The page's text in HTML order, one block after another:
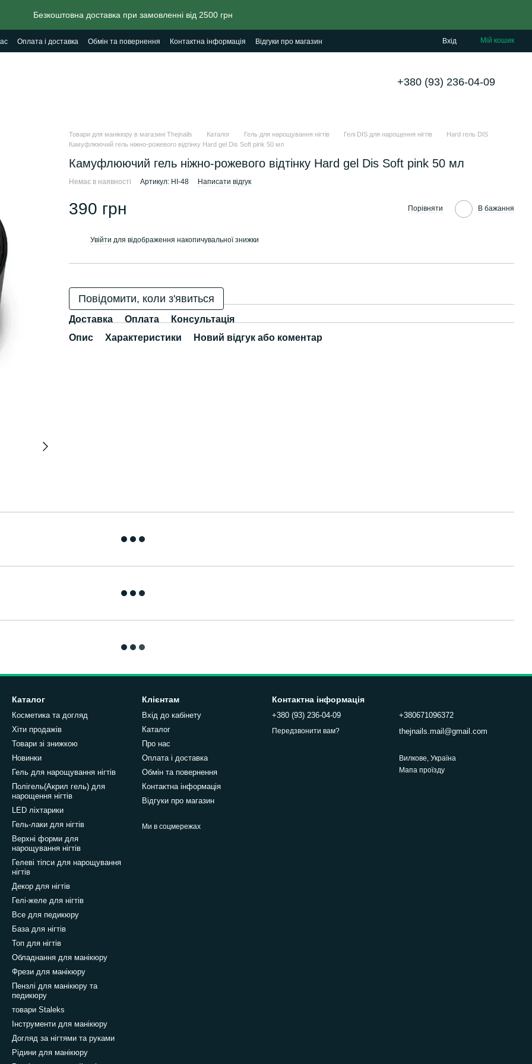
Безкоштовна доставка при замовленні від 2500 грн
Оплата і доставка Обмін та повернення Контактна інформація Відгуки про магазин Вхід Мій кошик
+380 (93) 236-04-09
Товари для манікюру в магазині Thejnails Каталог Гель для нарощування нігтів Гелі DIS для нарощення нігтів
Hard гель DIS
Камуфлюючий гель ніжно-рожевого відтінку Hard gel Dis Soft pink 50 мл
Камуфлюючий гель ніжно-рожевого відтінку Hard gel Dis Soft pink 50 мл
Немає в наявності Артикул: HI-48 Написати відгук
390 грн Порівняти В бажання
Увійти для відображення накопичувальної знижки
Повідомити, коли з'явиться
Доставка Оплата
Консультація
Опис
Характеристики Новий відгук або коментар
Каталог
Косметика та догляд
Хіти продажів
Товари зі знижкою
Новинки
Гель для нарощування нігтів
Полігель(Акрил гель) для
нарощення нігтів
LED ліхтарики
Гель-лаки для нігтів
Верхні форми для
нарощування нігтів
Гелеві тіпси для нарощування
нігтів
Декор для нігтів
Гелі-желе для нігтів
Все для педикюру
База для нігтів
Топ для нігтів
Обладнання для манікюру
Фрези для манікюру
Пензлі для манікюру та
педикюру
товари Staleks
Інструменти для манікюру
Догляд за нігтями та руками
Рідини для манікюру
Клієнтам
Вхід до кабінету
Каталог
Про нас
Оплата і доставка
Обмін та повернення
Контактна інформація
Відгуки про магазин
Ми в соцмережах
Контактна інформація
+380 (93) 236-04-09
Передзвонити вам?
+380671096372
thejnails.mail@gmail.com
Вилкове, Україна
Мапа проїзду